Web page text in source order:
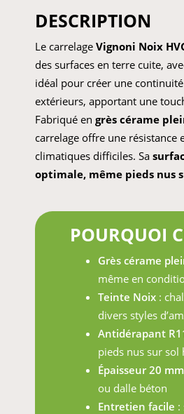
DESCRIPTION
Le carrelage Vignoni Noix
des surfaces en terre cuite,
idéal pour créer une
extérieurs, apportant une
Fabriqué en grès cérame
carrelage offre une résistance
climatiques difficiles. Sa
optimale, même pieds nus
POURQUOI
Grès cérame
même en
Teinte Noix :
divers styles
Antidérapant
pieds nus sur sol
Épaisseur 20 mm
ou dalle béton
Entretien facile :